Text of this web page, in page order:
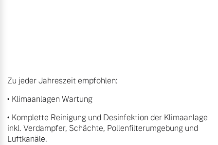
Zu jeder Jahreszeit empfohlen:
• Klimaanlagen Wartung
• Komplette Reinigung und Desinfektion der Klimaanlage
inkl. Verdampfer, Schächte, Pollenfilterumgebung und
Luftkanäle.